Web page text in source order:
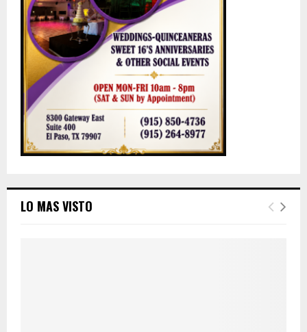
LO MAS VISTO